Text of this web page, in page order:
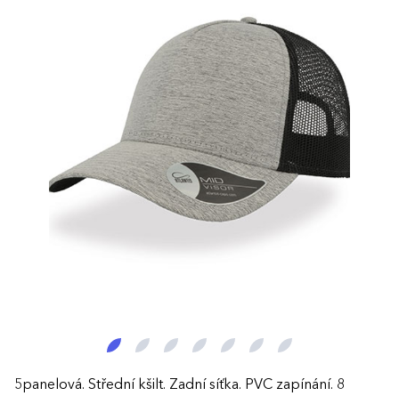
5panelová. Střední kšilt. Zadní síťka. PVC zapínání. 8